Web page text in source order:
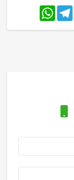
Telegram
WhatsApp